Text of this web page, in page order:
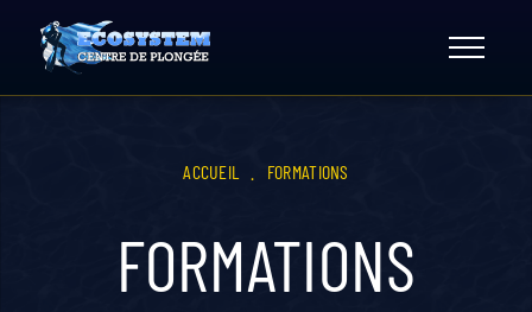
content
ACCUEIL FORMATIONS
FORMATIONS